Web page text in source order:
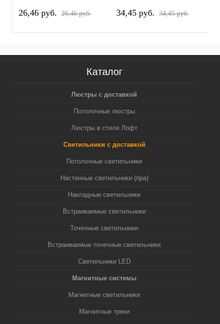
черный Elektrostandard
26,46 pуб. 26,46 pуб.
шинопровода черный
34,45 pуб. 34,45 pуб.
Каталог
Люстры с доставкой
Потолочные люстры
Люстры в стиле Лофт
Светильники с доставкой
Потолочные светильники
Настенные светильники (бра)
Накладные светильники
Встраиваемые светильники
Точечные светильники
Встраиваемые точечные светильники
Светильники LED
Магнитные системы
Магнитные светильники
Магнитные треки